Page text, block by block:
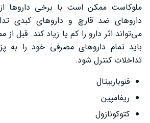
ملوکاست ممکن است با برخی داروها
داروهای ضد قارچ و داروهای کبدی
می‌تواند اثر دارو را کم یا زیاد کند. قبل
باید تمام داروهای مصرفی خود را به
تداخلات کنترل شود.
فنوباربیتال
ریفامپین
کتوکونازول